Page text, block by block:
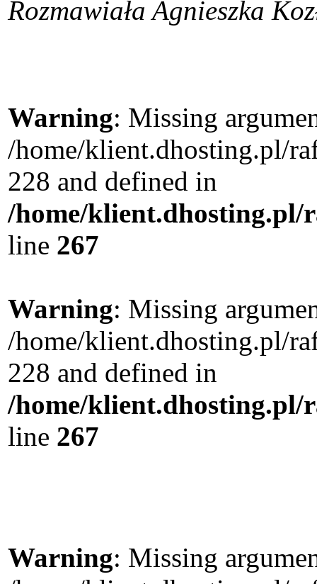
Rozmawiała Agnieszka
Warning: Missing
/home/klient.dhosting.pl/
228 and defined in
/home/klient.dhosting.pl/
line 267
Warning: Missing
/home/klient.dhosting.pl/
228 and defined in
/home/klient.dhosting.pl/
line 267
Warning: Missing